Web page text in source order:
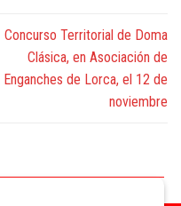
Concurso Territorial de Doma
Clásica, en Asociación de
Enganches de Lorca, el 12 de
noviembre